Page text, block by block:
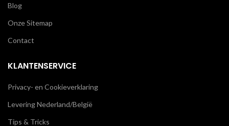
Blog
Onze Sitemap
Contact
KLANTENSERVICE
Privacy- en Cookieverklaring
Levering Nederland/België
Tips & Tricks